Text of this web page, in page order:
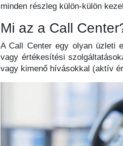
minden részleg külön-külön
Mi az a Call
A Call Center egy olyan üzleti
vagy értékesítési
vagy kimenő hívásokkal (aktív